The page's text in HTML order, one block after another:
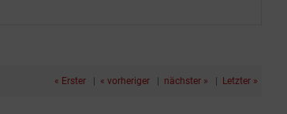
« Erster | « vorheriger | nächster » | Letzter »